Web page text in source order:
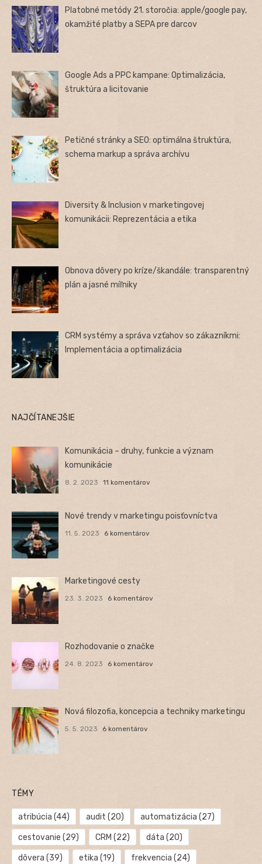
Platobné metódy 21. storočia: apple/google pay,
okamžité platby a SEPA pre darcov
Google Ads a PPC kampane: Optimalizácia,
štruktúra a licitovanie
Petičné stránky a SEO: optimálna štruktúra,
schema markup a správa archívu
Diversity & Inclusion v marketingovej
komunikácii: Reprezentácia a etika
Obnova dôvery po kríze/škandále: transparentný
plán a jasné míľniky
CRM systémy a správa vzťahov so zákazníkmi:
Implementácia a optimalizácia
NAJČÍTANEJŠIE
Komunikácia – druhy, funkcie a význam
komunikácie
8. 2. 2023 11 komentárov
Nové trendy v marketingu poisťovníctva
11. 5. 2023 6 komentárov
Marketingové cesty
23. 3. 2023 6 komentárov
Rozhodovanie o značke
24. 8. 2023 6 komentárov
Nová filozofia, koncepcia a techniky marketingu
5. 5. 2023 6 komentárov
TÉMY
atribúcia (44) audit (20) automatizácia (27)
cestovanie (29) CRM (22) dáta (20)
dôvera (39) etika (19) frekvencia (24)